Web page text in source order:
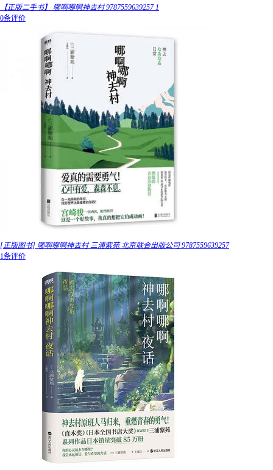
【正版二手书】 哪啊哪啊神去村 9787559639257 1
0条评价
[正版图书] 哪啊哪啊神去村 三浦紫苑 北京联合出版公司 9787559639257
1条评价